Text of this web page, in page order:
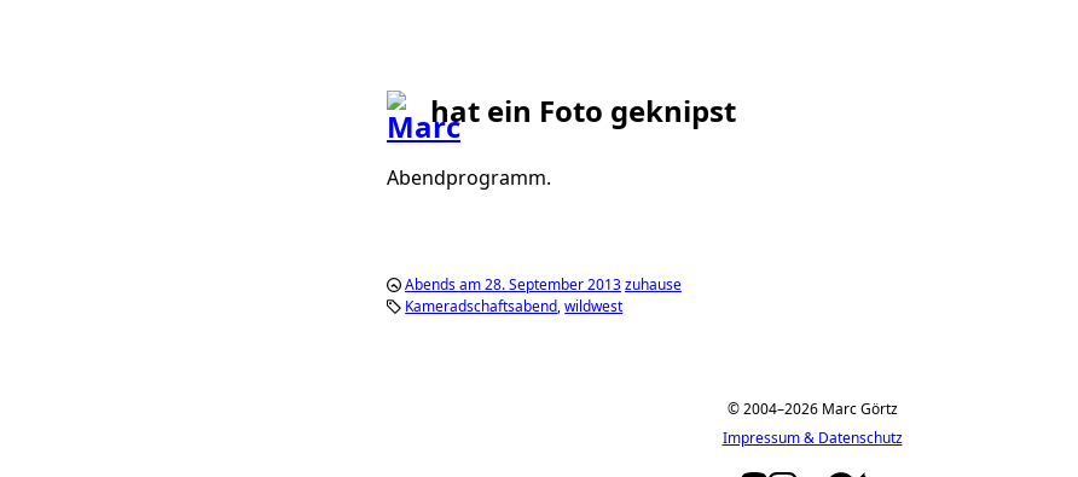
hat ein Foto geknipst
Abendprogramm.
Abends am 28. September 2013zuhause
Kameradschaftsabend wildwest
© 2004–2026 Marc Görtz
Impressum & Datenschutz